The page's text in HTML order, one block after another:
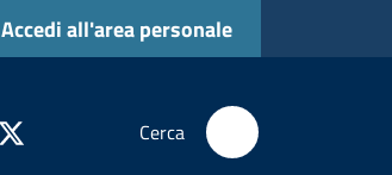
Accedi all'area personale
Cerca